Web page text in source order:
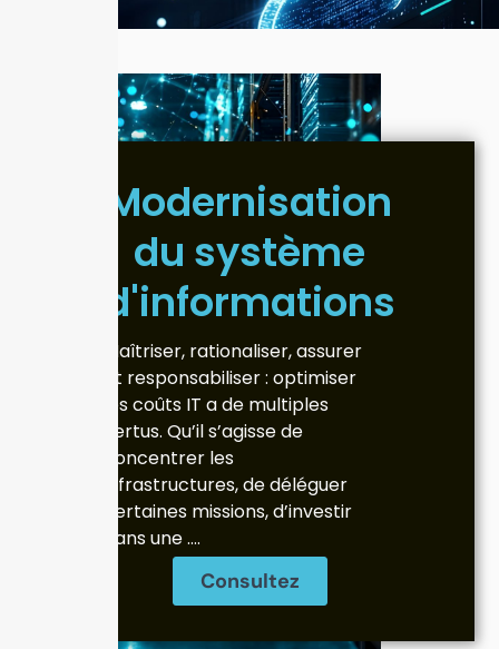
Modernisation
du système
d'informations
Maîtriser, rationaliser, assurer
et responsabiliser : optimiser
les coûts IT a de multiples
vertus. Qu’il s’agisse de
concentrer les
infrastructures, de déléguer
certaines missions, d’investir
dans une ….
Consultez